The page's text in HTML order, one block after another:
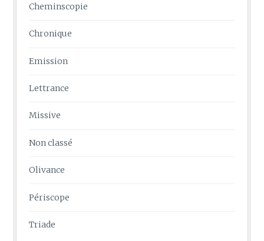
Cheminscopie
Chronique
Emission
Lettrance
Missive
Non classé
Olivance
Périscope
Triade